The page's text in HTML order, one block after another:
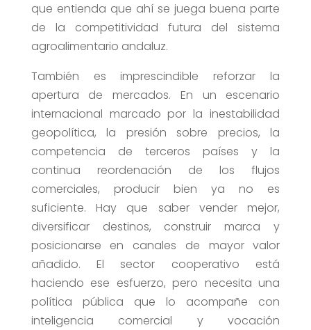
que entienda que ahí se juega buena parte
de la competitividad futura del sistema
agroalimentario andaluz.
También es imprescindible reforzar la
apertura de mercados. En un escenario
internacional marcado por la inestabilidad
geopolítica, la presión sobre precios, la
competencia de terceros países y la
continua reordenación de los flujos
comerciales, producir bien ya no es
suficiente. Hay que saber vender mejor,
diversificar destinos, construir marca y
posicionarse en canales de mayor valor
añadido. El sector cooperativo está
haciendo ese esfuerzo, pero necesita una
política pública que lo acompañe con
inteligencia comercial y vocación